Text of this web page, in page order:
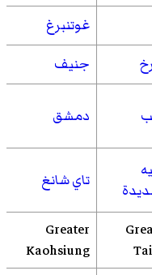
غوتنبرغ
جنيف
دمشق
تاي شانغ
Greater
Kaohsiung